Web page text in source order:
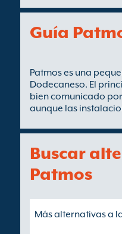
Guía
Patmos es una
Dodecaneso. El
bien comunicado
aunque las
Buscar
Patmos
Más alternativas a